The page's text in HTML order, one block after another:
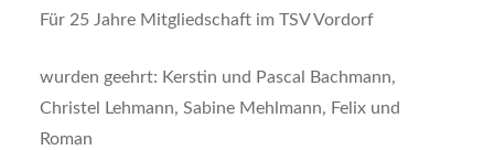
Für 25 Jahre Mitgliedschaft im TSV Vordorf
wurden geehrt: Kerstin und Pascal Bachmann,
Christel Lehmann, Sabine Mehlmann, Felix und
Roman